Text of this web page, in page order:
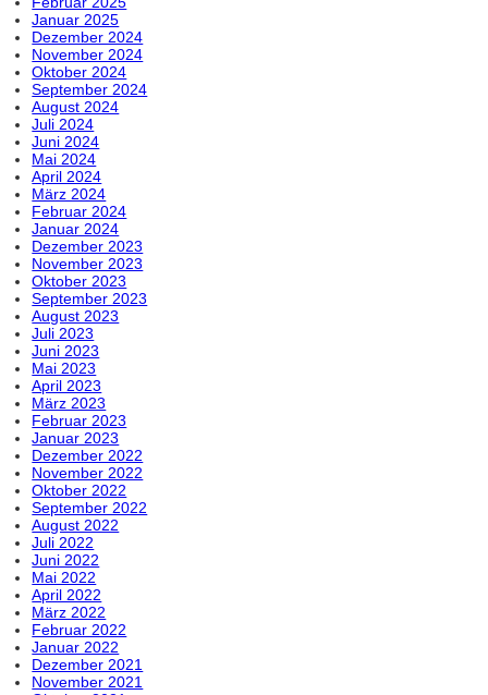
Januar 2025
Dezember 2024
November 2024
Oktober 2024
September 2024
August 2024
Juli 2024
Juni 2024
Mai 2024
April 2024
März 2024
Februar 2024
Januar 2024
Dezember 2023
November 2023
Oktober 2023
September 2023
August 2023
Juli 2023
Juni 2023
Mai 2023
April 2023
März 2023
Februar 2023
Januar 2023
Dezember 2022
November 2022
Oktober 2022
September 2022
August 2022
Juli 2022
Juni 2022
Mai 2022
April 2022
März 2022
Februar 2022
Januar 2022
Dezember 2021
November 2021